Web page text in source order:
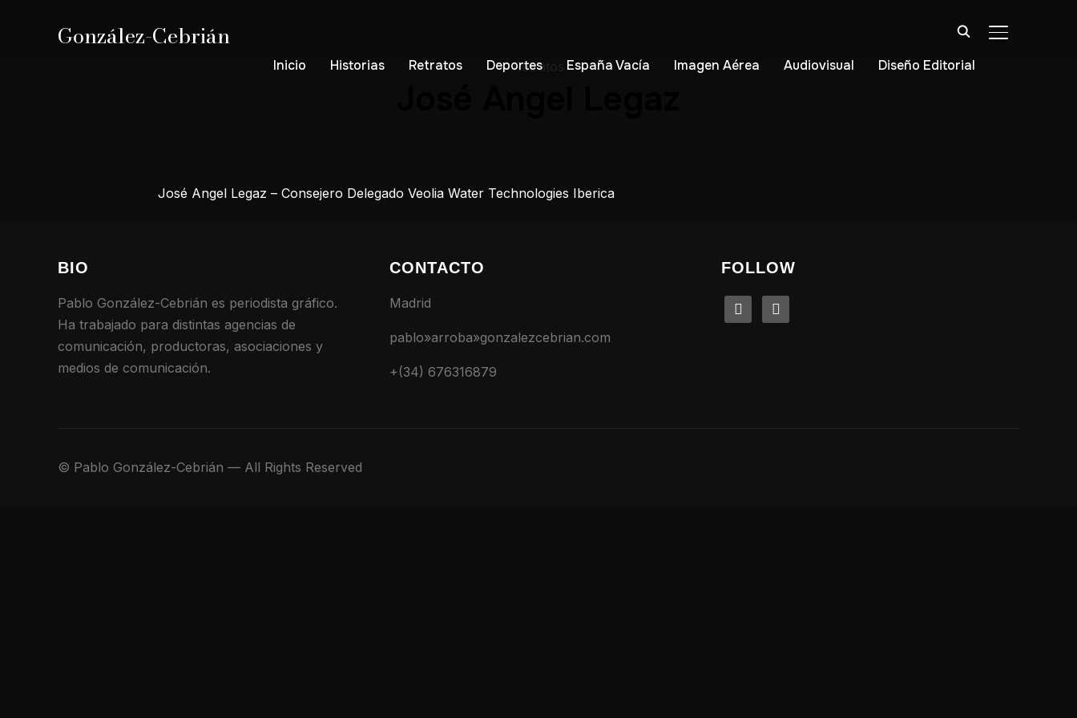
González-Cebrián ALTERNAR
Inicio Historias Retratos Deportes España Vacía Imagen Aérea Audiovisual Diseño Editorial
Retratos
José Angel Legaz – Consejero Delegado Veolia Water Technologies Iberica
BIO
Pablo González-Cebrián es periodista gráfico.
Ha trabajado para distintas agencias de
comunicación, productoras, asociaciones y
medios de comunicación.
CONTACTO
Madrid
pablo»arroba»gonzalezcebrian.com
+(34) 676316879
FOLLOW
linkedin instagram
© Pablo González-Cebrián — All Rights Reserved